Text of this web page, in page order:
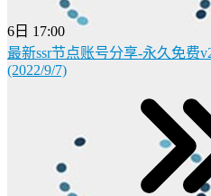
6日 17:00
最新ssr节点账号分享-永久免费
(2022/9/7)